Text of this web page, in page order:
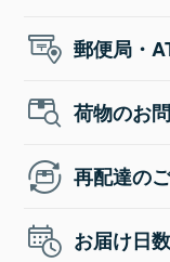
郵便局・
荷物のお
再配達の
お届け日